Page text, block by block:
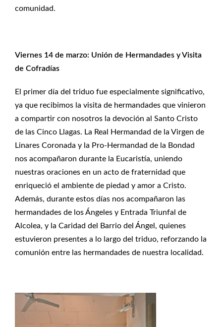
comunidad.
Viernes 14 de marzo: Unión de Hermandades y Visita
de Cofradías
El primer día del triduo fue especialmente significativo,
ya que recibimos la visita de hermandades que vinieron
a compartir con nosotros la devoción al Santo Cristo
de las Cinco Llagas. La Real Hermandad de la Virgen de
Linares Coronada y la Pro-Hermandad de la Bondad
nos acompañaron durante la Eucaristía, uniendo
nuestras oraciones en un acto de fraternidad que
enriqueció el ambiente de piedad y amor a Cristo.
Además, durante estos días nos acompañaron las
hermandades de los Ángeles y Entrada Triunfal de
Alcolea, y la Caridad del Barrio del Ángel, quienes
estuvieron presentes a lo largo del triduo, reforzando la
comunión entre las hermandades de nuestra localidad.